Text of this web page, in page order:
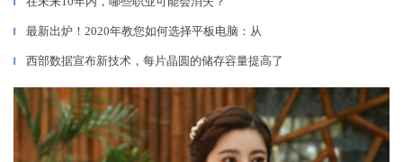
▎
▎ 最新出炉！2020年教您如何选择平板电脑：从
▎ 西部数据宣布新技术，每片晶圆的储存容量提高了